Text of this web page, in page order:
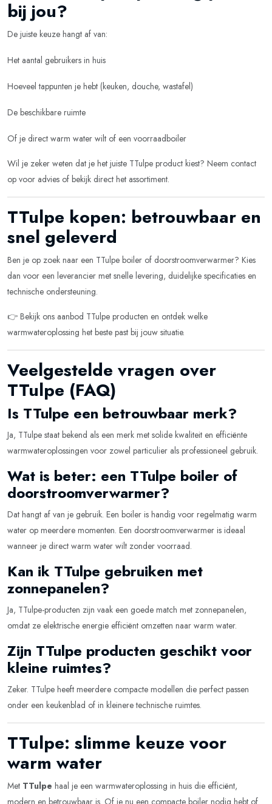
bij jou?
De juiste keuze hangt af van:
Het aantal gebruikers in huis
Hoeveel tappunten je hebt (keuken, douche, wastafel)
De beschikbare ruimte
Of je direct warm water wilt of een voorraadboiler
Wil je zeker weten dat je het juiste TTulpe product kiest? Neem contact
op voor advies of bekijk direct het assortiment.
TTulpe kopen: betrouwbaar en
snel geleverd
Ben je op zoek naar een TTulpe boiler of doorstroomverwarmer? Kies
dan voor een leverancier met snelle levering, duidelijke specificaties en
technische ondersteuning.
👉 Bekijk ons aanbod TTulpe producten en ontdek welke
warmwateroplossing het beste past bij jouw situatie.
Veelgestelde vragen over
TTulpe (FAQ)
Is TTulpe een betrouwbaar merk?
Ja, TTulpe staat bekend als een merk met solide kwaliteit en efficiënte
warmwateroplossingen voor zowel particulier als professioneel gebruik.
Wat is beter: een TTulpe boiler of
doorstroomverwarmer?
Dat hangt af van je gebruik. Een boiler is handig voor regelmatig warm
water op meerdere momenten. Een doorstroomverwarmer is ideaal
wanneer je direct warm water wilt zonder voorraad.
Kan ik TTulpe gebruiken met
zonnepanelen?
Ja, TTulpe-producten zijn vaak een goede match met zonnepanelen,
omdat ze elektrische energie efficiënt omzetten naar warm water.
Zijn TTulpe producten geschikt voor
kleine ruimtes?
Zeker. TTulpe heeft meerdere compacte modellen die perfect passen
onder een keukenblad of in kleinere technische ruimtes.
TTulpe: slimme keuze voor
warm water
Met TTulpe haal je een warmwateroplossing in huis die efficiënt,
modern en betrouwbaar is. Of je nu een compacte boiler nodig hebt of